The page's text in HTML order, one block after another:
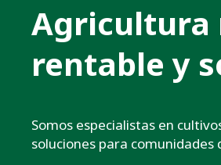
FUNDACIÓN
INSTITUTO
Agricultura
rentable y
Somos especialistas en
soluciones para comunidades